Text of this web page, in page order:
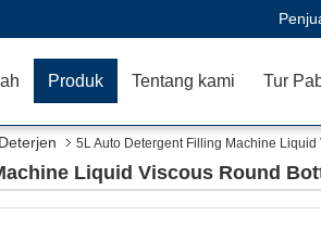
Produk Tentang kami Tur
5L Auto Detergent Filling Machine
Liquid Viscous Round